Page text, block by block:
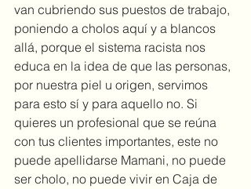
van cubriendo sus puestos de trabajo,
poniendo a cholos aquí y a blancos
allá, porque el sistema racista nos
educa en la idea de que las personas,
por nuestra piel u origen, servimos
para esto sí y para aquello no. Si
quieres un profesional que se reúna
con tus clientes importantes, este no
puede apellidarse Mamani, no puede
ser cholo, no puede vivir en Caja de